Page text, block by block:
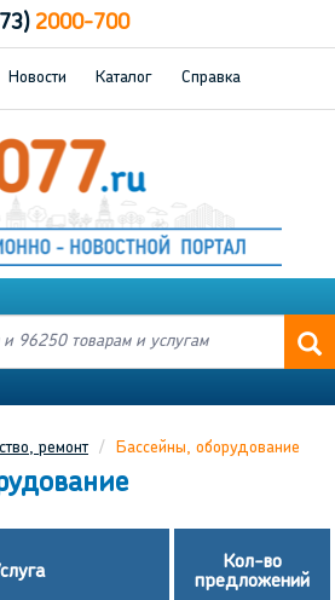
2000-700
Новости Каталог Справка
ремонт Бассейны, оборудование
Кол-во
предложений